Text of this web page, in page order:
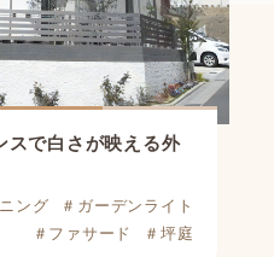
スで白さが映える外
ング
＃ガーデンライト
＃ファサード
＃坪庭